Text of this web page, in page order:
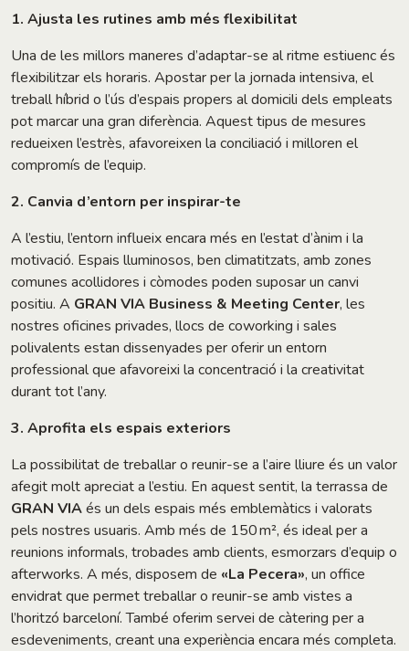
1. Ajusta les rutines amb més flexibilitat
Una de les millors maneres d’adaptar-se al ritme estiuenc és
flexibilitzar els horaris. Apostar per la jornada intensiva, el
treball híbrid o l’ús d’espais propers al domicili dels empleats
pot marcar una gran diferència. Aquest tipus de mesures
redueixen l’estrès, afavoreixen la conciliació i milloren el
compromís de l’equip.
2. Canvia d’entorn per inspirar-te
A l’estiu, l’entorn influeix encara més en l’estat d’ànim i la
motivació. Espais lluminosos, ben climatitzats, amb zones
comunes acollidores i còmodes poden suposar un canvi
positiu. A GRAN VIA Business & Meeting Center, les
nostres oficines privades, llocs de coworking i sales
polivalents estan dissenyades per oferir un entorn
professional que afavoreixi la concentració i la creativitat
durant tot l’any.
3. Aprofita els espais exteriors
La possibilitat de treballar o reunir-se a l’aire lliure és un valor
afegit molt apreciat a l’estiu. En aquest sentit, la terrassa de
GRAN VIAés un dels espais més emblemàtics i valorats
pels nostres usuaris. Amb més de 150 m², és ideal per a
reunions informals, trobades amb clients, esmorzars d’equip o
afterworks. A més, disposem de «La Pecera», un office
envidrat que permet treballar o reunir-se amb vistes a
l’horitzó barceloní. També oferim servei de càtering per a
esdeveniments, creant una experiència encara més completa.